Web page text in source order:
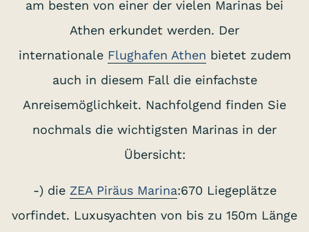
am besten von einer der vielen Marinas bei
Athen erkundet werden. Der
internationale Flughafen Athen bietet zudem
auch in diesem Fall die einfachste
Anreisemöglichkeit. Nachfolgend finden Sie
nochmals die wichtigsten Marinas in der
Übersicht:
-) die ZEA Piräus Marina:670 Liegeplätze
vorfindet. Luxusyachten von bis zu 150m Länge